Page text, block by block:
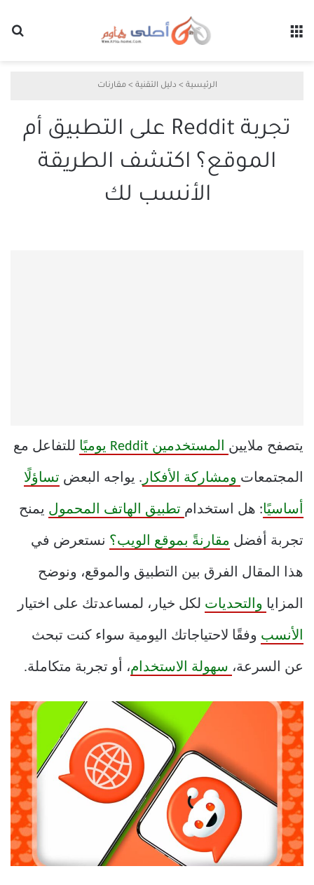
الرئيسية > دليل التقنية > مقارنات
تجربة Reddit على التطبيق أم
الموقع؟ اكتشف الطريقة
الأنسب لك
يتصفح ملايين المستخدمين Reddit يوميًا للتفاعل مع
المجتمعات ومشاركة الأفكار . يواجه البعض تساؤلًا
أساسيًا: هل استخدام تطبيق الهاتف المحمول يمنح
تجربة أفضل مقارنةً بموقع الويب؟ نستعرض في
هذا المقال الفرق بين التطبيق والموقع، ونوضح
المزايا والتحديات لكل خيار، لمساعدتك على اختيار
الأنسب وفقًا لاحتياجاتك اليومية سواء كنت تبحث
عن السرعة، سهولة الاستخدام، أو تجربة متكاملة.